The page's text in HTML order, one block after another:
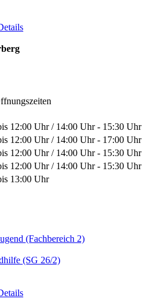
12:00 Uhr / 14:00 Uhr - 15:30 Uhr
12:00 Uhr / 14:00 Uhr - 17:00 Uhr
12:00 Uhr / 14:00 Uhr - 15:30 Uhr
12:00 Uhr / 14:00 Uhr - 15:30 Uhr
13:00 Uhr
(Fachbereich 2)
(SG 26/2)